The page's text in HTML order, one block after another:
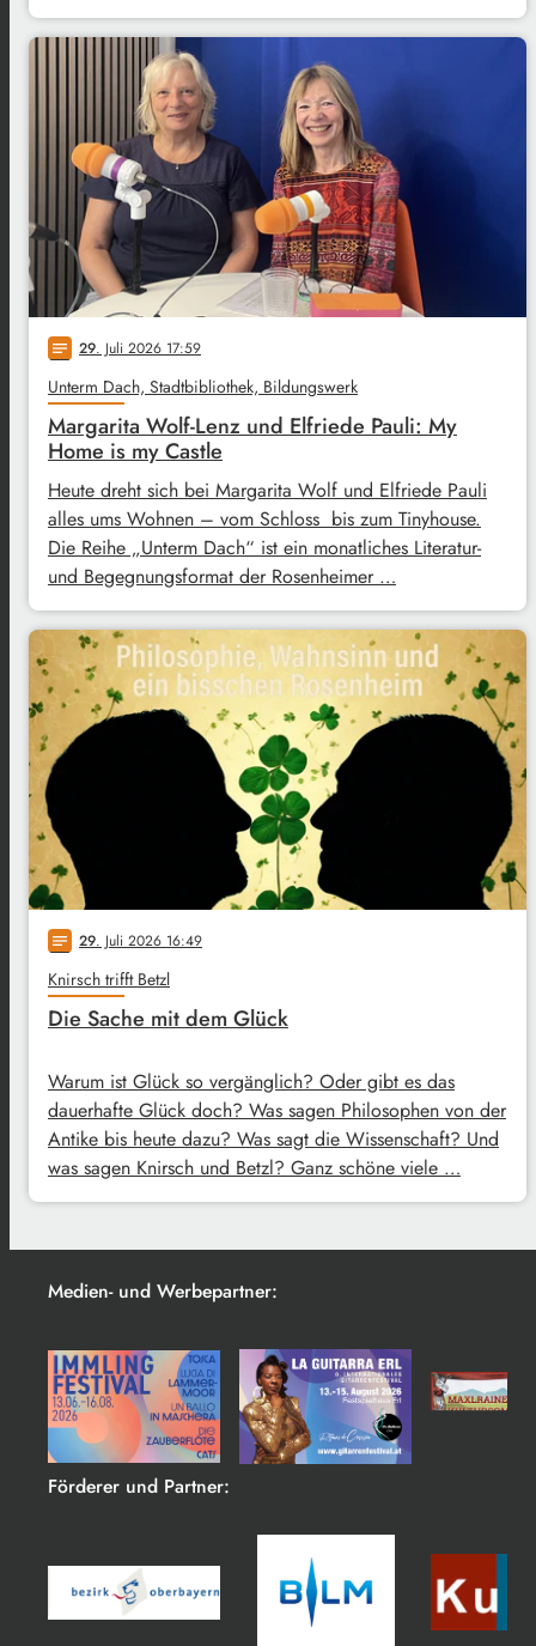
notes 29. Juli 2026 17:59
Unterm Dach, Stadtbibliothek, Bildungswerk
Margarita Wolf-Lenz und Elfriede Pauli: My
Home is my Castle
Heute dreht sich bei Margarita Wolf und Elfriede Pauli
alles ums Wohnen – vom Schloss bis zum Tinyhouse.
Die Reihe „Unterm Dach“ ist ein monatliches Literatur-
und Begegnungsformat der Rosenheimer …
notes 29. Juli 2026 16:49
Knirsch trifft Betzl
Die Sache mit dem Glück
Warum ist Glück so vergänglich? Oder gibt es das
dauerhafte Glück doch? Was sagen Philosophen von der
Antike bis heute dazu? Was sagt die Wissenschaft? Und
was sagen Knirsch und Betzl? Ganz schöne viele …
Medien- und Werbepartner:
Förderer und Partner: